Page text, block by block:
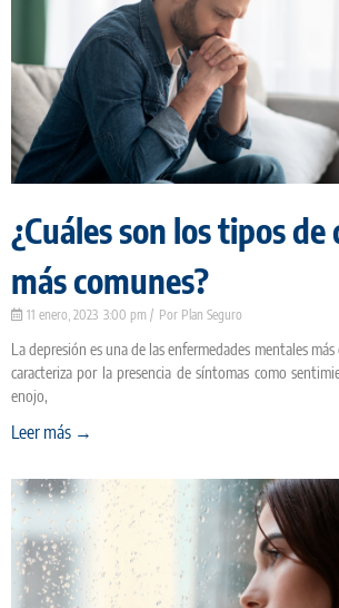
¿Cuáles son los tipos
más comunes?
Plan Seguro
11 enero, 2023 3:00 pm
La depresión es una de las enfermedades mentales
caracteriza por la presencia de síntomas como
enojo,
Leer más →